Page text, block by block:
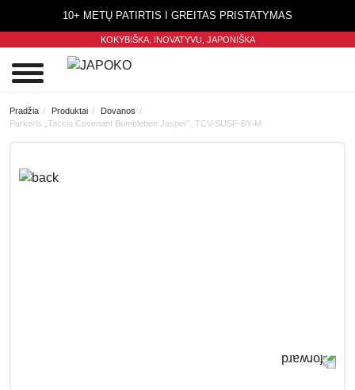
10+ METŲ PATIRTIS I GREITAS PRISTATYMAS
KOKYBIŠKA, INOVATYVU, JAPONIŠKA
Pradžia Produktai
Dovanos
Parkeris „Taccia Covenant Bumblebee Jasper”, TCV-SUSF-BY-M